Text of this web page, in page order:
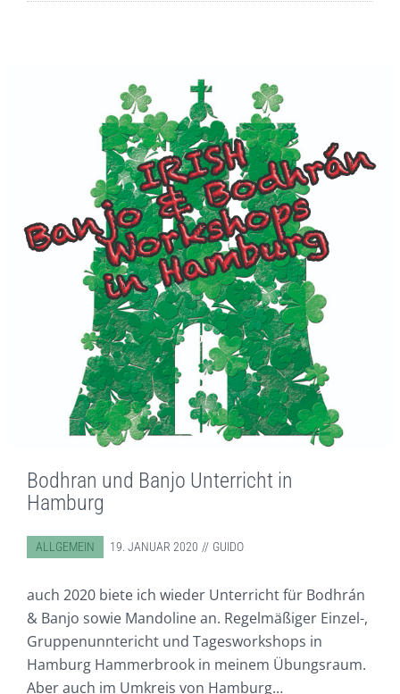
Bodhran und Banjo Unterricht in
Hamburg
ABGELEGT IN:
ALLGEMEIN 19. JANUAR 2020 GUIDO
auch 2020 biete ich wieder Unterricht für Bodhrán
& Banjo sowie Mandoline an. Regelmäßiger Einzel-,
Gruppenunntericht und Tagesworkshops in
Hamburg Hammerbrook in meinem Übungsraum.
Aber auch im Umkreis von Hamburg…